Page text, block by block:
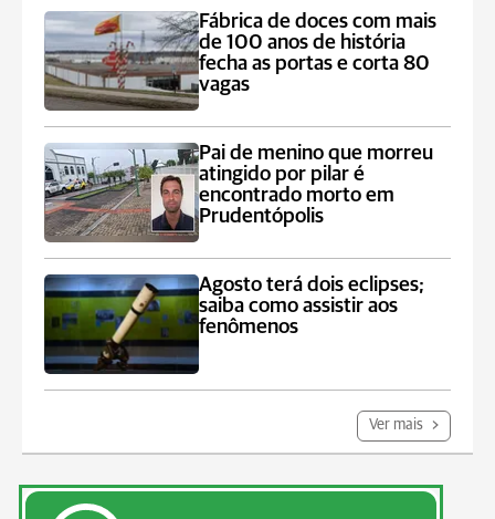
Fábrica de doces com mais
de 100 anos de história
fecha as portas e corta 80
vagas
Pai de menino que morreu
atingido por pilar é
encontrado morto em
Prudentópolis
Agosto terá dois eclipses;
saiba como assistir aos
fenômenos
Ver mais